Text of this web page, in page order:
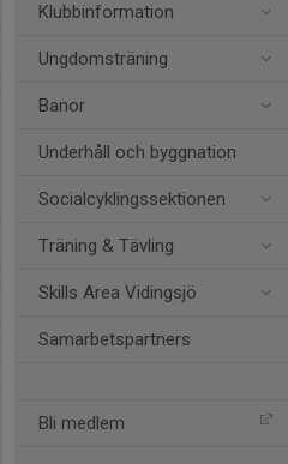
Klubbinformation
Ungdomsträning
Banor
Underhåll och byggnation
Socialcyklingssektionen
Träning & Tävling
Skills Area Vidingsjö
Samarbetspartners
Bli medlem